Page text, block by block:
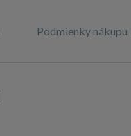
Podmienky nákupu